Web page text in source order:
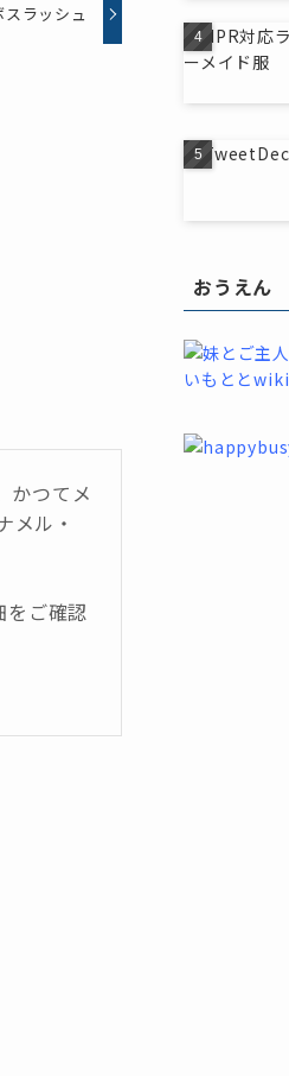
スラッシュ
かつてメ
メル・
ご確認
おうえん
いもととwiki